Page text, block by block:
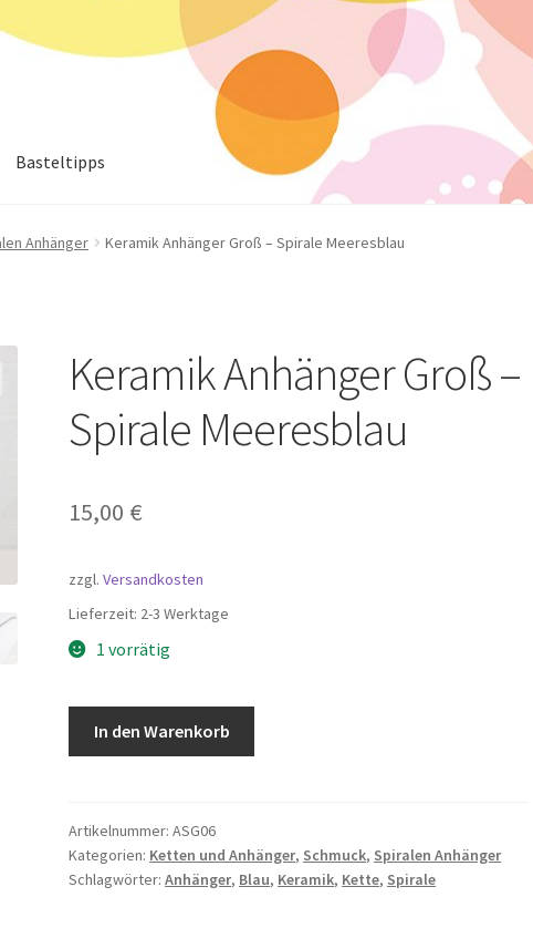
Basteltipps
Anhänger Keramik Anhänger Groß – Spirale Meeresblau
Keramik Anhänger Groß –
Spirale Meeresblau
15,00 €
zzgl.Versandkosten
Lieferzeit: 2-3 Werktage
1 vorrätig
Spirale
Meeresblau
Menge
In den Warenkorb
Artikelnummer:ASG06
Kategorien: Ketten und Anhänger, Schmuck, Spiralen Anhänger
Schlagwörter:Anhänger, Blau, Keramik, Kette, Spirale